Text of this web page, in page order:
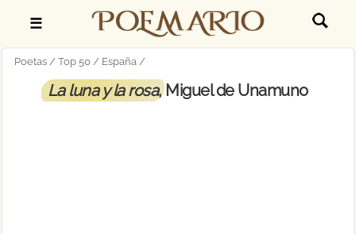
☰
Poetas Top 50 España
La luna y la rosa, Miguel de Unamuno